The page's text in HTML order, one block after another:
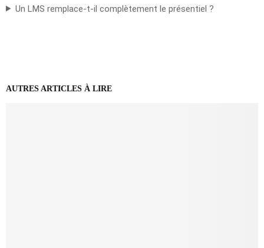
Un LMS remplace-t-il complètement le présentiel ?
AUTRES ARTICLES À LIRE